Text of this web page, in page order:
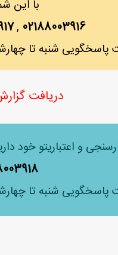
با این
02188003916
,
شنبه تا چهارشنبه 8:00 الی 17:30 پنجشنبه 8:00
دریافت
و اعتباریتو
شنبه تا چهارشنبه 8:00 الی 17:30 پنجشنبه 8:00